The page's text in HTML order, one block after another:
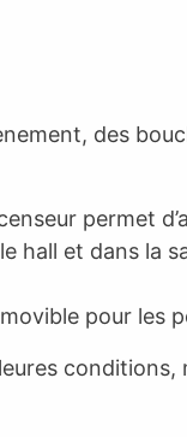
des
permet
hall et dans la
pour les
conditions,